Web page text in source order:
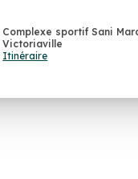
Complexe sportif Sani
Victoriaville
Itinéraire